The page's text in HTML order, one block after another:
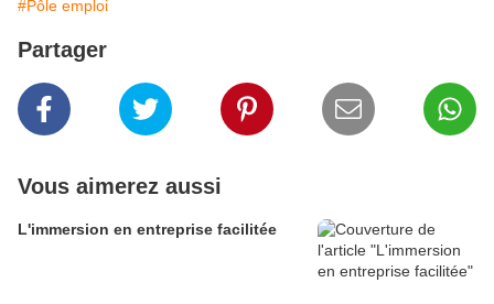
#Pôle emploi
Partager
Vous aimerez aussi
L'immersion en entreprise facilitée